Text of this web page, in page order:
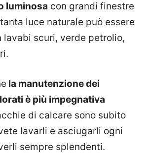
luminosa con grandi finestre
luce naturale può essere
lavabi scuri, verde petrolio,
la manutenzione dei
è più impegnativa
di calcare sono subito
lavarli e asciugarli ogni
sempre splendenti.